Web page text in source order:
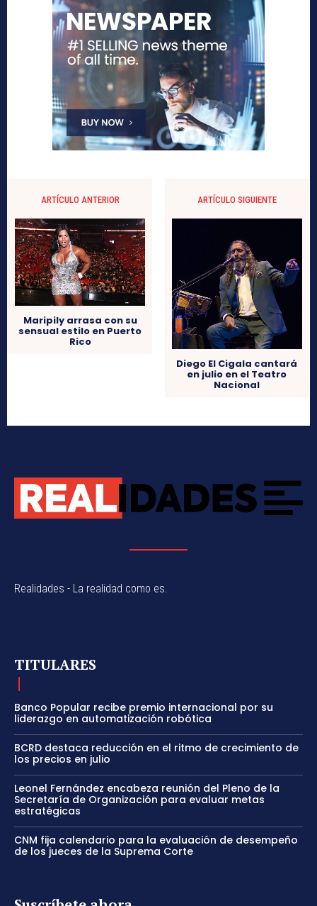
ARTÍCULO ANTERIOR
Maripily arrasa con su
sensual estilo en Puerto
Rico
ARTÍCULO SIGUIENTE
Diego El Cigala cantará
en julio en el Teatro
Nacional
Realidades - La realidad como es.
TITULARES
Banco Popular recibe premio internacional por su
liderazgo en automatización robótica
BCRD destaca reducción en el ritmo de crecimiento de
los precios en julio
Leonel Fernández encabeza reunión del Pleno de la
Secretaría de Organización para evaluar metas
estratégicas
CNM fija calendario para la evaluación de desempeño
de los jueces de la Suprema Corte